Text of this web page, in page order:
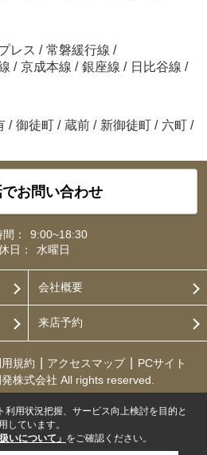
レス / 常磐緩行線 /
/ 京成本線 / 銀座線 / 日比谷線 /
/ 御徒町 / 蔵前 / 新御徒町 / 六町 /
お問い合わせ
：
9:00~18:30
日：
水曜日
会社概要
来店予約
規約 アクセスマップ
PCサイト
株式会社 All rights reserved.
用状況把握、サービス向上検討を目的と
しています。
いについて」 をご確認ください。